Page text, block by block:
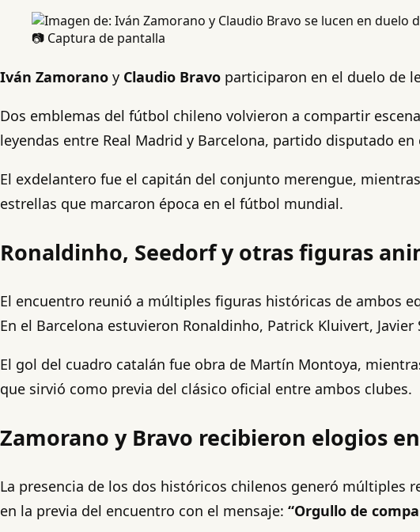
📷 Captura de pantalla
Iván Zamorano y Claudio Bravo participaron en el duelo de
Dos emblemas del fútbol chileno volvieron a compartir
leyendas entre Real Madrid y Barcelona, partido disputado
El exdelantero fue el capitán del conjunto merengue,
estrellas que marcaron época en el fútbol mundial.
Ronaldinho, Seedorf y otras figuras
El encuentro reunió a múltiples figuras históricas de ambos
En el Barcelona estuvieron Ronaldinho, Patrick Kluivert, Javier
El gol del cuadro catalán fue obra de Martín Montoya,
que sirvió como previa del clásico oficial entre ambos clubes.
Zamorano y Bravo recibieron elogios
La presencia de los dos históricos chilenos generó múltiples
en la previa del encuentro con el mensaje: “Orgullo de